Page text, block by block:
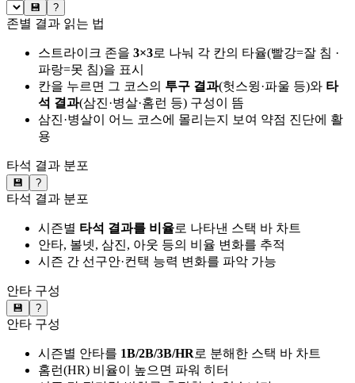
💾 ?
존별 결과 읽는 법
스트라이크 존을 3×3로 나눠 각 칸의 타율(빨강=잘 침 ·
파랑=못 침)을 표시
칸을 누르면 그 코스의 투구 결과(헛스윙·파울 등)와 타
석 결과(삼진·병살·홈런 등) 구성이 뜸
삼진·병살이 어느 코스에 몰리는지 보여 약점 진단에 활
용
타석 결과 분포
💾 ?
타석 결과 분포
시즌별 타석 결과를 비율로 나타낸 스택 바 차트
안타, 볼넷, 삼진, 아웃 등의 비율 변화를 추적
시즌 간 선구안·컨택 능력 변화를 파악 가능
안타 구성
💾 ?
안타 구성
시즌별 안타를 1B/2B/3B/HR로 분해한 스택 바 차트
홈런(HR) 비율이 높으면 파워 히터